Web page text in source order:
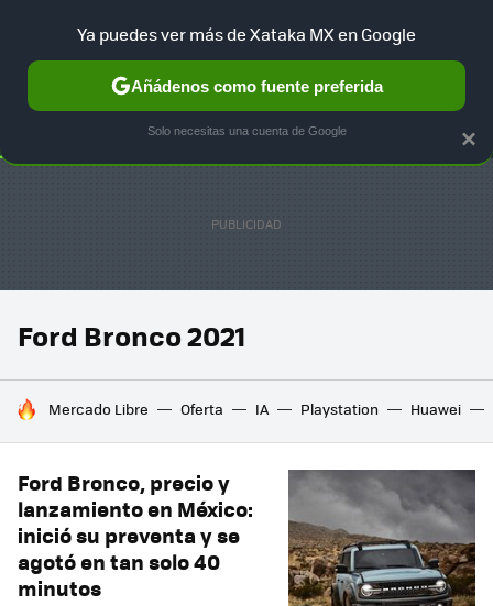
SELECCIÓN GAMING HOME AUTO TERRITORIO
Ford Bronco 2021
HOY SE HABLA DE
Mercado Libre Oferta IA Playstation Huawei
Ford Bronco, precio y
lanzamiento en México:
inició su preventa y se
agotó en tan solo 40
minutos
×
Ya puedes ver más de Xataka MX en Google
Añádenos como fuente preferida
Solo necesitas una cuenta de Google